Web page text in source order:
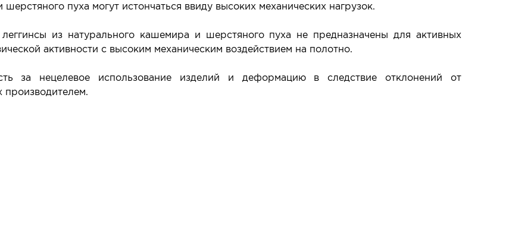
пуха могут истончаться ввиду высоких механических нагрузок.
из натурального кашемира и шерстяного пуха не предназначены для активных
активности с высоким механическим воздействием на полотно.
за нецелевое использование изделий и деформацию в следствие отклонений от
производителем.